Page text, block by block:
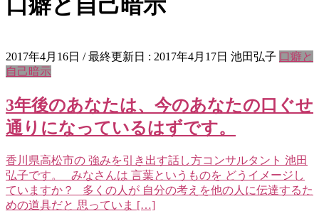
口癖と自己暗示
2017年4月16日 / 最終更新日 : 2017年4月17日 池田弘子 口癖と
自己暗示
3年後のあなたは、今のあなたの口ぐせ
通りになっているはずです。
香川県高松市の 強みを引き出す話し方コンサルタント 池田
弘子です。 みなさんは 言葉というものを どうイメージし
ていますか？ 多くの人が 自分の考えを他の人に伝達するた
めの道具だと 思っていま […]